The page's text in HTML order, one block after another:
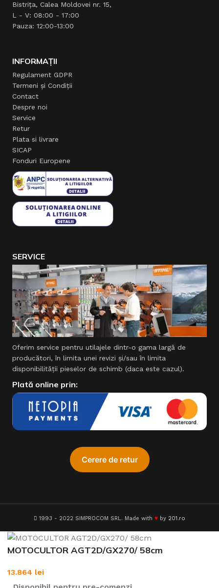
Bistrița, Calea Moldovei nr. 15,
L - V: 08:00 - 17:00
Pauza: 12:00-13:00
INFORMAȚII
Regulament GDPR
Termeni și Condiții
Contact
Despre noi
Service
Retur
Plata si livrare
SICAP
Fonduri Europene
SERVICE
Oferim service pentru utilajele dintr-o gama largă de
producători, în limita unei revizi şi/sau în limita
disponibilităţii pieselor de schimb (daca este cazul).
Plată online prin:
1993 - 2022 SIMPROCOM SRL. Made with ♥ by 201.ro
MOTOCULTOR AGT2D/GX270/ 58cm
13.864 lei